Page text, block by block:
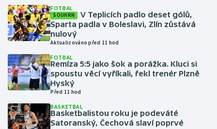
Lezení
Lyže a snowboard
Moderní pětiboj
Motorsport
Parasport
FOTBAL
SOUHRN
V Teplicích padlo deset gólů,
Sparta padla v Boleslavi, Zlín zůstává
nulový
Aktualizováno před 11 hod
FOTBAL
Remíza 5:5 jako šok a porážka. Kluci si
spoustu věcí vyříkali, řekl trenér Plzně
Hyský
Před 11 hod
BASKETBAL
Basketbalistou roku je podeváté
Satoranský, Čechová slaví poprvé